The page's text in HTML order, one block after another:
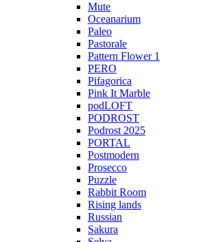
Mute
Oceanarium
Paleo
Pastorale
Pattern Flower 1
PERO
Pifagorica
Pink It Marble
podLOFT
PODROST
Podrost 2025
PORTAL
Postmodern
Prosecco
Puzzle
Rabbit Room
Rising lands
Russian
Sakura